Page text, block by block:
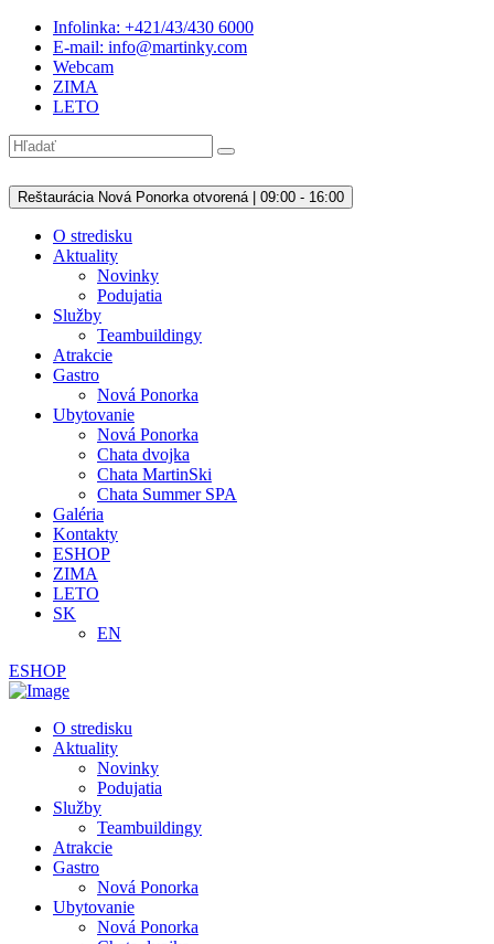
Infolinka: +421/43/430 6000
E-mail: info@martinky.com
Webcam
ZIMA
LETO
Reštaurácia Nová Ponorka otvorená | 09:00 - 16:00
O stredisku
Aktuality
Novinky
Podujatia
Služby
Teambuildingy
Atrakcie
Gastro
Nová Ponorka
Ubytovanie
Nová Ponorka
Chata dvojka
Chata MartinSki
Chata Summer SPA
Galéria
Kontakty
ESHOP
ZIMA
LETO
SK
EN
ESHOP
O stredisku
Aktuality
Novinky
Podujatia
Služby
Teambuildingy
Atrakcie
Gastro
Nová Ponorka
Ubytovanie
Nová Ponorka